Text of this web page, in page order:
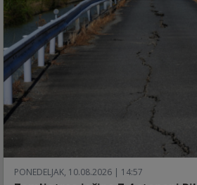
PONEDELJAK, 10.08.2026 | 14:57